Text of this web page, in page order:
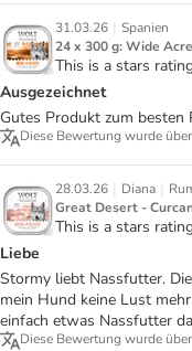
31.03.26 | Spanien
24 x 300 g: Wide
This is a stars
Ausgezeichnet
Gutes Produkt zum besten
Diese Bewertung wurde
28.03.26 | Diana |
Great Desert -
This is a stars
Liebe
Stormy liebt Nassfutter.
mein Hund keine Lust
einfach etwas Nassfutter
Diese Bewertung wurde